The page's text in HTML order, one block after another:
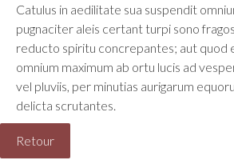
Catulus in aedilitate sua suspendit
pugnaciter aleis certant turpi sono
reducto spiritu concrepantes; aut quod
omnium maximum ab ortu lucis ad
vel pluviis, per minutias aurigarum
delicta scrutantes.
Retour